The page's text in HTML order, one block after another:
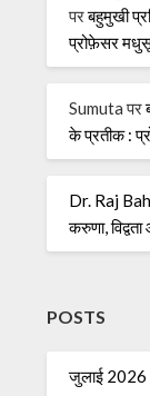
परबहुमुखी
प्रोफ़ेसर
Sumutaपर
के प्रतीक :
Dr. Raj
करुणा,
POSTS
जुलाई 2026